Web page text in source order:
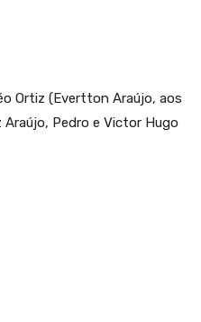
Ortiz (Evertton Araújo, aos
Araújo, Pedro e Victor Hugo